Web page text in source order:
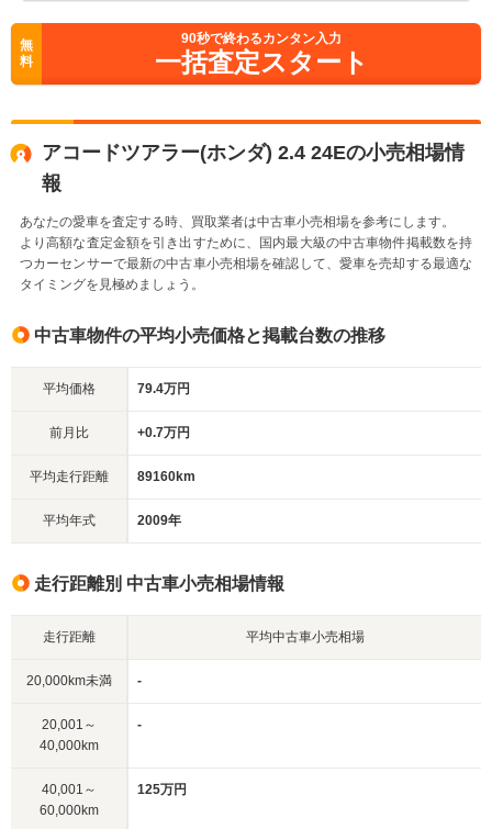
無
料
90秒で終わるカンタン入力
一括査定スタート
アコードツアラー(ホンダ) 2.4 24Eの小売相場情
報
あなたの愛車を査定する時、買取業者は中古車小売相場を参考にします。
より高額な査定金額を引き出すために、国内最大級の中古車物件掲載数を持
つカーセンサーで最新の中古車小売相場を確認して、愛車を売却する最適な
タイミングを見極めましょう。
中古車物件の平均小売価格と掲載台数の推移
平均価格 79.4万円
前月比 +0.7万円
平均走行距離 89160km
平均年式 2009年
走行距離別 中古車小売相場情報
走行距離 平均中古車小売相場
20,000km未満 -
20,001～
40,000km
-
40,001～
60,000km
125万円